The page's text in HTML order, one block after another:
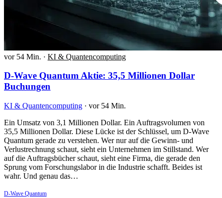
vor 54 Min. · KI & Quantencomputing
D-Wave Quantum Aktie: 35,5 Millionen Dollar
Buchungen
KI & Quantencomputing · vor 54 Min.
Ein Umsatz von 3,1 Millionen Dollar. Ein Auftragsvolumen von
35,5 Millionen Dollar. Diese Lücke ist der Schlüssel, um D-Wave
Quantum gerade zu verstehen. Wer nur auf die Gewinn- und
Verlustrechnung schaut, sieht ein Unternehmen im Stillstand. Wer
auf die Auftragsbücher schaut, sieht eine Firma, die gerade den
Sprung vom Forschungslabor in die Industrie schafft. Beides ist
wahr. Und genau das…
D-Wave Quantum